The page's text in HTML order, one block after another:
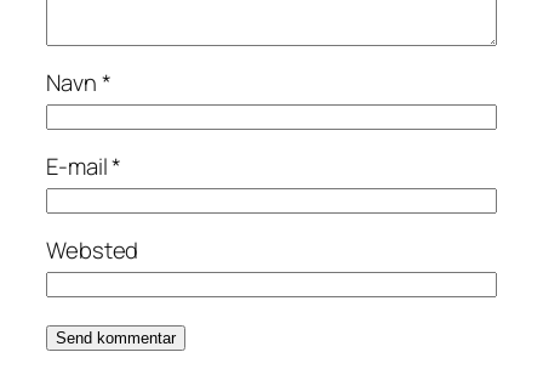
Navn*
E-mail*
Websted